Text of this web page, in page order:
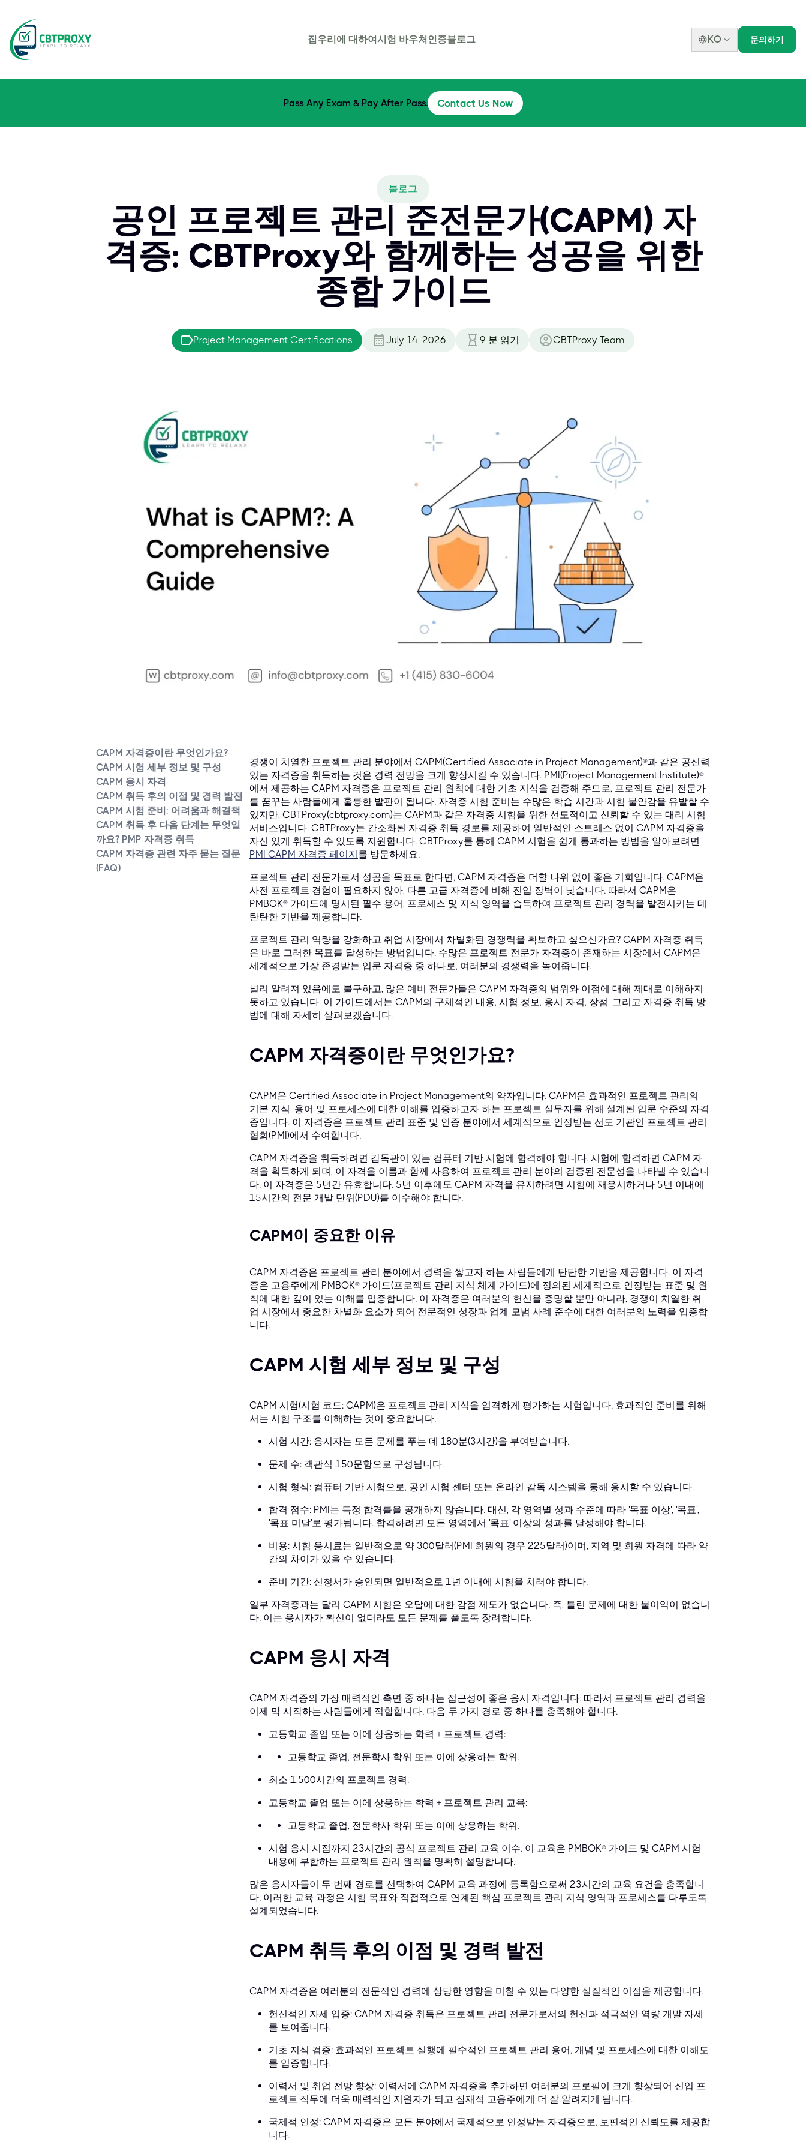
집우리에 대하여시험 바우처 인증블로그 KO 문의하기
Pass Any Exam & Pay After Pass. Contact Us Now
블로그
공인 프로젝트 관리 준전문가(CAPM) 자
격증: CBTProxy와 함께하는 성공을 위한
종합 가이드
Project Management Certifications July 14, 2026 9 분 읽기 CBTProxy Team
CAPM 자격증이란 무엇인가요?
CAPM 시험 세부 정보 및 구성
CAPM 응시 자격
CAPM 취득 후의 이점 및 경력 발전
CAPM 시험 준비: 어려움과 해결책
CAPM 취득 후 다음 단계는 무엇일
까요? PMP 자격증 취득
CAPM 자격증 관련 자주 묻는 질문
(FAQ)
경쟁이 치열한 프로젝트 관리 분야에서 CAPM(Certified Associate in Project Management)®과 같은 공신력
있는 자격증을 취득하는 것은 경력 전망을 크게 향상시킬 수 있습니다. PMI(Project Management Institute)®
에서 제공하는 CAPM 자격증은 프로젝트 관리 원칙에 대한 기초 지식을 검증해 주므로, 프로젝트 관리 전문가
를 꿈꾸는 사람들에게 훌륭한 발판이 됩니다. 자격증 시험 준비는 수많은 학습 시간과 시험 불안감을 유발할 수
있지만, CBTProxy(cbtproxy.com)는 CAPM과 같은 자격증 시험을 위한 선도적이고 신뢰할 수 있는 대리 시험
서비스입니다. CBTProxy는 간소화된 자격증 취득 경로를 제공하여 일반적인 스트레스 없이 CAPM 자격증을
자신 있게 취득할 수 있도록 지원합니다. CBTProxy를 통해 CAPM 시험을 쉽게 통과하는 방법을 알아보려면
PMI CAPM 자격증 페이지 를 방문하세요.
프로젝트 관리 전문가로서 성공을 목표로 한다면, CAPM 자격증은 더할 나위 없이 좋은 기회입니다. CAPM은
사전 프로젝트 경험이 필요하지 않아, 다른 고급 자격증에 비해 진입 장벽이 낮습니다. 따라서 CAPM은
PMBOK® 가이드에 명시된 필수 용어, 프로세스 및 지식 영역을 습득하여 프로젝트 관리 경력을 발전시키는 데
탄탄한 기반을 제공합니다.
프로젝트 관리 역량을 강화하고 취업 시장에서 차별화된 경쟁력을 확보하고 싶으신가요? CAPM 자격증 취득
은 바로 그러한 목표를 달성하는 방법입니다. 수많은 프로젝트 전문가 자격증이 존재하는 시장에서 CAPM은
세계적으로 가장 존경받는 입문 자격증 중 하나로, 여러분의 경쟁력을 높여줍니다.
널리 알려져 있음에도 불구하고, 많은 예비 전문가들은 CAPM 자격증의 범위와 이점에 대해 제대로 이해하지
못하고 있습니다. 이 가이드에서는 CAPM의 구체적인 내용, 시험 정보, 응시 자격, 장점, 그리고 자격증 취득 방
법에 대해 자세히 살펴보겠습니다.
CAPM 자격증이란 무엇인가요?
CAPM은 Certified Associate in Project Management의 약자입니다. CAPM은 효과적인 프로젝트 관리의
기본 지식, 용어 및 프로세스에 대한 이해를 입증하고자 하는 프로젝트 실무자를 위해 설계된 입문 수준의 자격
증입니다. 이 자격증은 프로젝트 관리 표준 및 인증 분야에서 세계적으로 인정받는 선도 기관인 프로젝트 관리
협회(PMI)에서 수여합니다.
CAPM 자격증을 취득하려면 감독관이 있는 컴퓨터 기반 시험에 합격해야 합니다. 시험에 합격하면 CAPM 자
격을 획득하게 되며, 이 자격을 이름과 함께 사용하여 프로젝트 관리 분야의 검증된 전문성을 나타낼 수 있습니
다. 이 자격증은 5년간 유효합니다. 5년 이후에도 CAPM 자격을 유지하려면 시험에 재응시하거나 5년 이내에
15시간의 전문 개발 단위(PDU)를 이수해야 합니다.
CAPM이 중요한 이유
CAPM 자격증은 프로젝트 관리 분야에서 경력을 쌓고자 하는 사람들에게 탄탄한 기반을 제공합니다. 이 자격
증은 고용주에게 PMBOK® 가이드(프로젝트 관리 지식 체계 가이드)에 정의된 세계적으로 인정받는 표준 및 원
칙에 대한 깊이 있는 이해를 입증합니다. 이 자격증은 여러분의 헌신을 증명할 뿐만 아니라, 경쟁이 치열한 취
업 시장에서 중요한 차별화 요소가 되어 전문적인 성장과 업계 모범 사례 준수에 대한 여러분의 노력을 입증합
니다.
CAPM 시험 세부 정보 및 구성
CAPM 시험(시험 코드: CAPM)은 프로젝트 관리 지식을 엄격하게 평가하는 시험입니다. 효과적인 준비를 위해
서는 시험 구조를 이해하는 것이 중요합니다.
시험 시간: 응시자는 모든 문제를 푸는 데 180분(3시간)을 부여받습니다.
문제 수: 객관식 150문항으로 구성됩니다.
시험 형식: 컴퓨터 기반 시험으로, 공인 시험 센터 또는 온라인 감독 시스템을 통해 응시할 수 있습니다.
합격 점수: PMI는 특정 합격률을 공개하지 않습니다. 대신, 각 영역별 성과 수준에 따라 '목표 이상', '목표',
'목표 미달'로 평가됩니다. 합격하려면 모든 영역에서 '목표' 이상의 성과를 달성해야 합니다.
비용: 시험 응시료는 일반적으로 약 300달러(PMI 회원의 경우 225달러)이며, 지역 및 회원 자격에 따라 약
간의 차이가 있을 수 있습니다.
준비 기간: 신청서가 승인되면 일반적으로 1년 이내에 시험을 치러야 합니다.
일부 자격증과는 달리 CAPM 시험은 오답에 대한 감점 제도가 없습니다. 즉, 틀린 문제에 대한 불이익이 없습니
다. 이는 응시자가 확신이 없더라도 모든 문제를 풀도록 장려합니다.
CAPM 응시 자격
CAPM 자격증의 가장 매력적인 측면 중 하나는 접근성이 좋은 응시 자격입니다. 따라서 프로젝트 관리 경력을
이제 막 시작하는 사람들에게 적합합니다. 다음 두 가지 경로 중 하나를 충족해야 합니다.
고등학교 졸업 또는 이에 상응하는 학력 + 프로젝트 경력:
고등학교 졸업, 전문학사 학위 또는 이에 상응하는 학위.
최소 1,500시간의 프로젝트 경력.
고등학교 졸업 또는 이에 상응하는 학력 + 프로젝트 관리 교육:
고등학교 졸업, 전문학사 학위 또는 이에 상응하는 학위.
시험 응시 시점까지 23시간의 공식 프로젝트 관리 교육 이수. 이 교육은 PMBOK® 가이드 및 CAPM 시험
내용에 부합하는 프로젝트 관리 원칙을 명확히 설명합니다.
많은 응시자들이 두 번째 경로를 선택하여 CAPM 교육 과정에 등록함으로써 23시간의 교육 요건을 충족합니
다. 이러한 교육 과정은 시험 목표와 직접적으로 연계된 핵심 프로젝트 관리 지식 영역과 프로세스를 다루도록
설계되었습니다.
CAPM 취득 후의 이점 및 경력 발전
CAPM 자격증은 여러분의 전문적인 경력에 상당한 영향을 미칠 수 있는 다양한 실질적인 이점을 제공합니다.
헌신적인 자세 입증: CAPM 자격증 취득은 프로젝트 관리 전문가로서의 헌신과 적극적인 역량 개발 자세
를 보여줍니다.
기초 지식 검증: 효과적인 프로젝트 실행에 필수적인 프로젝트 관리 용어, 개념 및 프로세스에 대한 이해도
를 입증합니다.
이력서 및 취업 전망 향상: 이력서에 CAPM 자격증을 추가하면 여러분의 프로필이 크게 향상되어 신입 프
로젝트 직무에 더욱 매력적인 지원자가 되고 잠재적 고용주에게 더 잘 알려지게 됩니다.
국제적 인정: CAPM 자격증은 모든 분야에서 국제적으로 인정받는 자격증으로, 보편적인 신뢰도를 제공합
니다.